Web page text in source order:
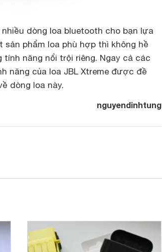
dòng loa bluetooth cho bạn lựa
sản phẩm loa phù hợp thì không hề
năng nổi trội riêng. Ngay cả các
năng của loa JBL Xtreme được đề
dòng loa này.
nguyendinhtung